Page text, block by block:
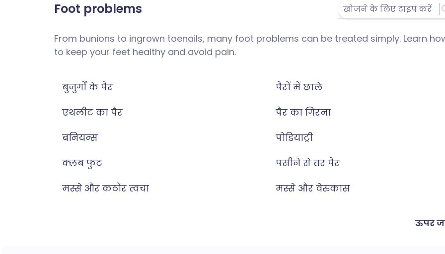
Foot problems
From bunions to ingrown toenails, many foot problems can be treated simply. Learn
to keep your feet healthy and avoid pain.
बुजुर्गों के पैर
एथलीट का पैर
बनियन्स
क्लब फुट
मस्से और कठोर त्वचा
पैरों में छाले
पैर का गिरना
पोडियाट्री
पसीने से तर पैर
मस्से और वेरुकास
ऊपर